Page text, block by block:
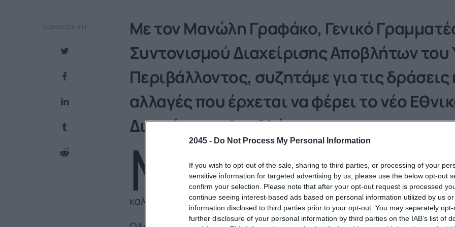
2045 - Do Not Process My Personal Information
If you wish to opt-out of the sale, sharing to third parties, or processing of your
sensitive information for targeted advertising by us, please use the below opt-out
confirm your selection. Please note that after your opt-out request is processed
continue seeing interest-based ads based on personal information utilized by us
information disclosed to third parties prior to your opt-out. You may separately
further disclosure of your personal information by third parties on the IAB’s list of
ΚΟΙΝΟΠΟΊΗΣΗ
Με τον Μανώλη Γραφάκο, Γενικό
Συντονισμού Διαχείρισης Αποβλήτων
Περιβάλλοντος, συζητάμε για τις δράσεις
αλλαγές που έρχεται να φέρει το νέο
Διαχείρισης Αποβλήτων.
Μ
ε 80% ποσοστό ταφής των αποβλήτων τη χώρα μας τη
απόσταση με τον ευρωπαϊκό μέσο όρο και πολύ
Βόρειας Ευρώπης, όπου συναντάμε μονοψήφια ποσοστά.
καλύψουμε;